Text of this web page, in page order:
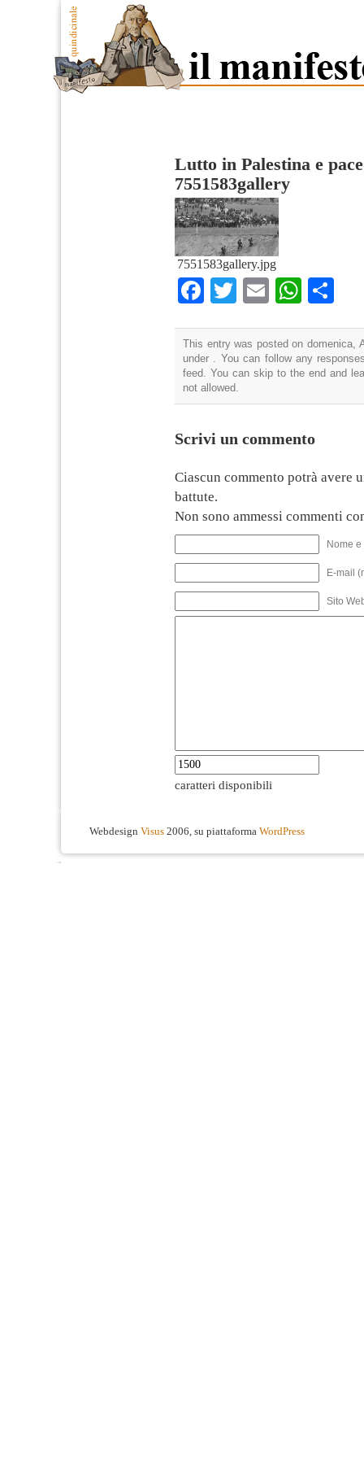
Lutto in Palestina e
7551583gallery
7551583gallery.jpg
Facebook
TwitterEmail
This entry was posted on domenica,
under . You can follow any
feed. You can skip to the end and
not allowed.
Scrivi un commento
Ciascun commento potrà avere
battute.
Non sono ammessi commenti
Nome
E-mail
Sito
caratteri disponibili
Webdesign Visus 2006, su piattaforma WordPress